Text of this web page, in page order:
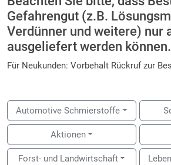
Gefahrengut (z.B.
Verdünner und weitere) nur
ausgeliefert werden können.
Für Neukunden: Vorbehalt Rückruf zur
Automotive Schmierstoffe
Aktionen
Forst- und Landwirtschaft